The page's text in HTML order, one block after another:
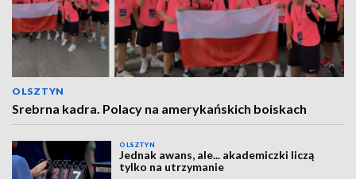
OLSZTYN
Srebrna kadra. Polacy na amerykańskich boiskach
OLSZTYN
Jednak awans, ale... akademiczki liczą
tylko na utrzymanie